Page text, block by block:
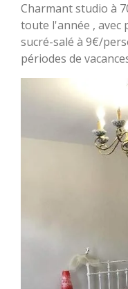
Charmant studio à
toute l'année , avec
sucré-salé à 9€/
périodes de